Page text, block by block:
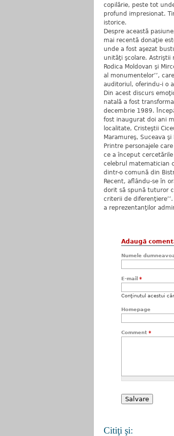
copilărie, peste tot
profund impresionat.
istorice.
Despre această
mai recentă donaţie
unde a fost aşezat
unităţi şcolare. Astriştii
Rodica Moldovan şi
al monumentelor’’,
auditoriul, oferindu-i o
Din acest discurs
natală a fost
decembrie 1989.
fost inaugurat doi ani
localitate, Cristeştii
Maramureş, Suceava
Printre personajele
ce a început cercetările
celebrul matematician
dintr-o comună din
Recent, aflându-se în
dorit să spună tuturor
criterii de
a reprezentanţilor
Adaugă
Numele
E-mail *
Conţinutul acestui
Homepage
Comment *
Citiţi şi: